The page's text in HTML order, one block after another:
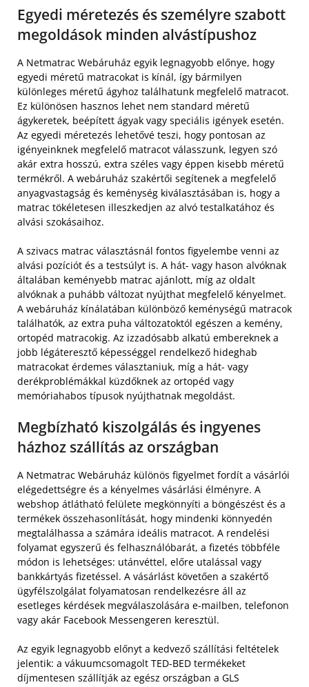
Egyedi méretezés és személyre szabott
megoldások minden alvástípushoz
A Netmatrac Webáruház egyik legnagyobb előnye, hogy
egyedi méretű matracokat is kínál, így bármilyen
különleges méretű ágyhoz találhatunk megfelelő matracot.
Ez különösen hasznos lehet nem standard méretű
ágykeretek, beépített ágyak vagy speciális igények esetén.
Az egyedi méretezés lehetővé teszi, hogy pontosan az
igényeinknek megfelelő matracot válasszunk, legyen szó
akár extra hosszú, extra széles vagy éppen kisebb méretű
termékről. A webáruház szakértői segítenek a megfelelő
anyagvastagság és keménység kiválasztásában is, hogy a
matrac tökéletesen illeszkedjen az alvó testalkatához és
alvási szokásaihoz.
A szivacs matrac választásnál fontos figyelembe venni az
alvási pozíciót és a testsúlyt is. A hát- vagy hason alvóknak
általában keményebb matrac ajánlott, míg az oldalt
alvóknak a puhább változat nyújthat megfelelő kényelmet.
A webáruház kínálatában különböző keménységű matracok
találhatók, az extra puha változatoktól egészen a kemény,
ortopéd matracokig. Az izzadósabb alkatú embereknek a
jobb légáteresztő képességgel rendelkező hideghab
matracokat érdemes választaniuk, míg a hát- vagy
derékproblémákkal küzdőknek az ortopéd vagy
memóriahabos típusok nyújthatnak megoldást.
Megbízható kiszolgálás és ingyenes
házhoz szállítás az országban
A Netmatrac Webáruház különös figyelmet fordít a vásárlói
elégedettségre és a kényelmes vásárlási élményre. A
webshop átlátható felülete megkönnyíti a böngészést és a
termékek összehasonlítását, hogy mindenki könnyedén
megtalálhassa a számára ideális matracot. A rendelési
folyamat egyszerű és felhasználóbarát, a fizetés többféle
módon is lehetséges: utánvéttel, előre utalással vagy
bankkártyás fizetéssel. A vásárlást követően a szakértő
ügyfélszolgálat folyamatosan rendelkezésre áll az
esetleges kérdések megválaszolására e-mailben, telefonon
vagy akár Facebook Messengeren keresztül.
Az egyik legnagyobb előnyt a kedvező szállítási feltételek
jelentik: a vákuumcsomagolt TED-BED termékeket
díjmentesen szállítják az egész országban a GLS